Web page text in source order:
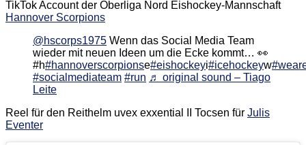
TikTok Account der Oberliga Nord Eishockey-Mannschaft
Hannover Scorpions
@hscorps1975 Wenn das Social Media Team
wieder mit neuen Ideen um die Ecke kommt… 👀
#h#hannoverscorpionse#eishockeyi#icehockeyw
#socialmediateam #run ♬ original sound – Tiago
Leite
Reel für den Reithelm uvex exxential II Tocsen für Julis
Eventer